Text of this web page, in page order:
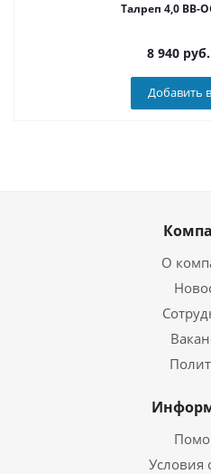
Талреп 4,0 ВВ-
8 940 руб.
Добавить
О
Условия